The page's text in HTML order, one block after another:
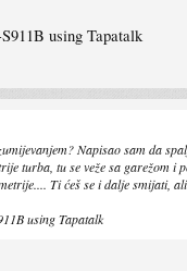
using Tapatalk
Napisao sam da
turba, tu se veže sa garežom
Ti ćeš se i dalje smijati,
using Tapatalk